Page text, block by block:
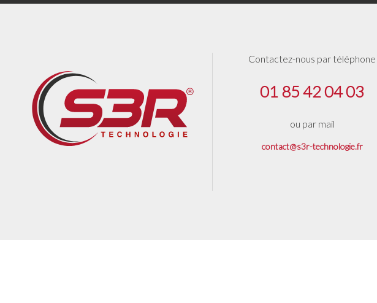
Contactez-nous par téléphone
01 85 42 04 03
ou par mail
contact@s3r-technologie.fr